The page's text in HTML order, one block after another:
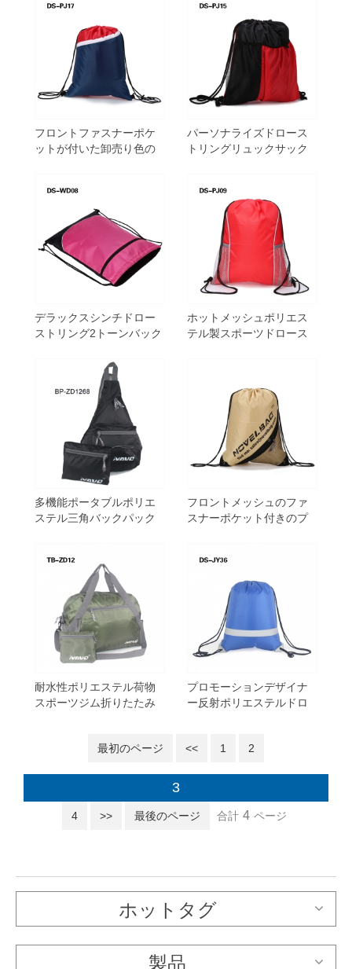
フロントファスナーポケ
ットが付いた卸売り色の
パーソナライズドロース
トリングリュックサック
デラックスシンチドロー
ストリング2トーンバック
ホットメッシュポリエス
テル製スポーツドロース
多機能ポータブルポリエ
ステル三角バックパック
フロントメッシュのファ
スナーポケット付きのプ
ッグ
耐水性ポリエステル荷物
スポーツジム折りたたみ
プロモーションデザイナ
ー反射ポリエステルドロ
最初のページ
<< 1 2
3
4 >> 最後のページ 合計 4 ページ
ホットタグ
製品